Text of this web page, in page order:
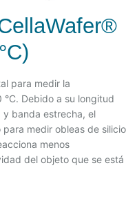
para medir la
Debido a su longitud
banda estrecha, el
medir obleas de silicio
menos
del objeto que se está